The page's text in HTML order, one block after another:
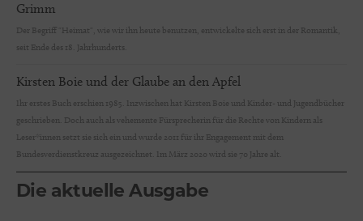
Grimm
Der Begriff "Heimat", wie wir ihn heute benutzen, entwickelte sich erst in der Romantik,
seit Ende des 18. Jahrhunderts.
Kirsten Boie und der Glaube an den Apfel
Ihr erstes Buch erschien 1985. Inzwischen hat Kirsten Boie und Kinder- und Jugendbücher
geschrieben. Doch auch als vehemente Fürsprecherin für die Rechte von Kindern als
Leser*innen setzt sie sich ein und wurde 2011 für ihr Engagement mit dem
Bundesverdienstkreuz ausgezeichnet. Im März 2020 wird sie 70 Jahre alt.
Die aktuelle Ausgabe